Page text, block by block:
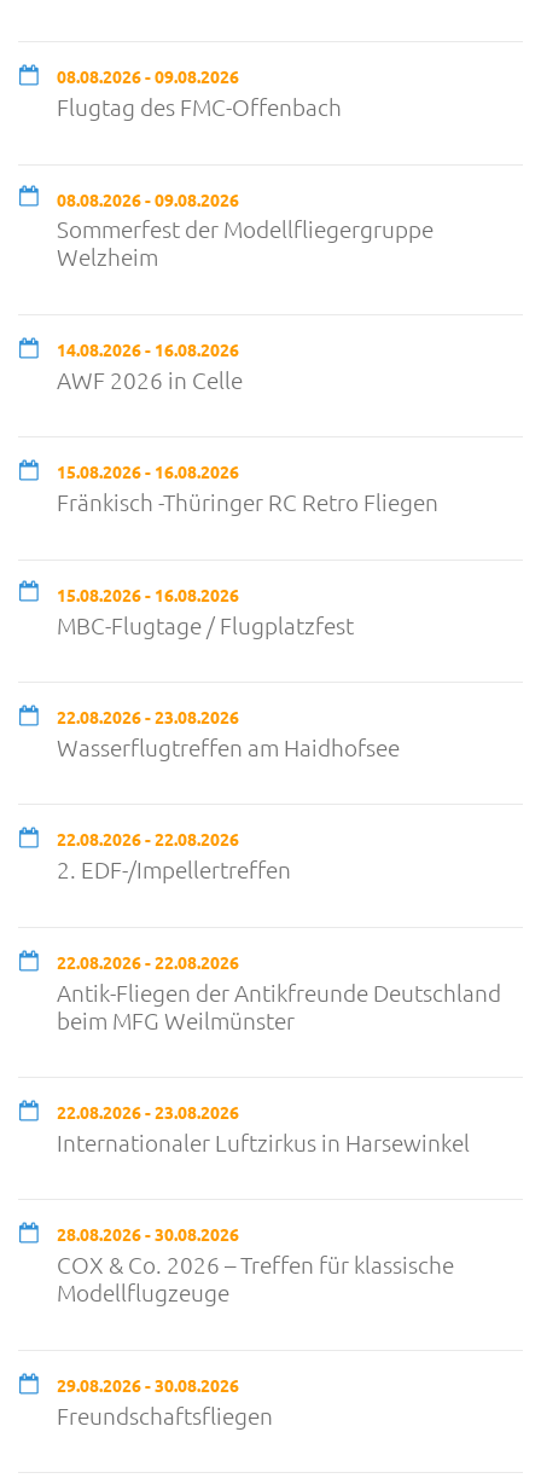
08.08.2026 - 09.08.2026
Flugtag des FMC-Offenbach
08.08.2026 - 09.08.2026
Sommerfest der Modellfliegergruppe
Welzheim
14.08.2026 - 16.08.2026
AWF 2026 in Celle
15.08.2026 - 16.08.2026
Fränkisch -Thüringer RC Retro Fliegen
15.08.2026 - 16.08.2026
MBC-Flugtage / Flugplatzfest
22.08.2026 - 23.08.2026
Wasserflugtreffen am Haidhofsee
22.08.2026 - 22.08.2026
2. EDF-/Impellertreffen
22.08.2026 - 22.08.2026
Antik-Fliegen der Antikfreunde Deutschland
beim MFG Weilmünster
22.08.2026 - 23.08.2026
Internationaler Luftzirkus in Harsewinkel
28.08.2026 - 30.08.2026
COX & Co. 2026 – Treffen für klassische
Modellflugzeuge
29.08.2026 - 30.08.2026
Freundschaftsfliegen